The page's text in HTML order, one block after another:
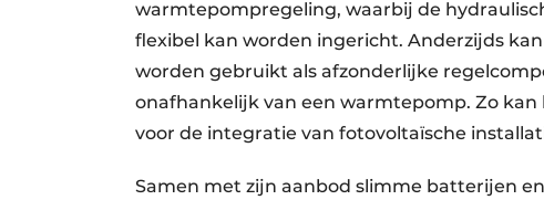
warmtepompregeling, waarbij de
flexibel kan worden ingericht. Anderzijds
worden gebruikt als afzonderlijke
onafhankelijk van een warmtepomp. Zo
voor de integratie van fotovoltaïsche
Samen met zijn aanbod slimme batterijen